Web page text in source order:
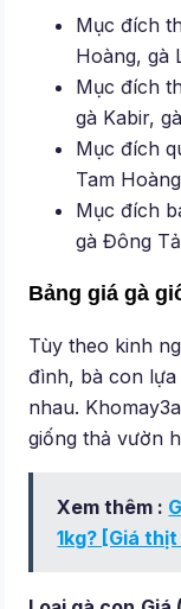
Mục đích
Hoàng, gà
Mục đích
gà Kabir,
Mục đích
Tam
Mục đích
gà Đông
Bảng giá gà
Tùy theo kinh
đình, bà con
nhau.
giống thả vườn
Xem thêm :
1kg? [Giá